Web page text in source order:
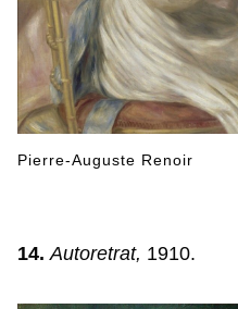
Pierre-Auguste Renoir
14. Autoretrat, 1910.